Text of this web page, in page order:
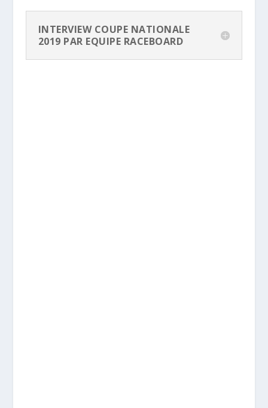
INTERVIEW COUPE NATIONALE
2019 PAR EQUIPE RACEBOARD